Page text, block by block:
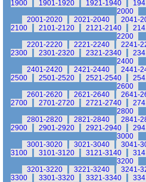
1900
1901-1920 1921-1940
2000
2001-2020
2021-2040 2041-
2100
2101-2120 2121-2140
2200
2201-2220
2221-2240 2241-
2300
2301-2320 2321-2340
2400
2401-2420
2421-2440 2441-
2500
2501-2520 2521-2540
2600
2601-2620
2621-2640 2641-
2700
2701-2720 2721-2740
2800
2801-2820
2821-2840 2841-
2900
2901-2920 2921-2940
3000
3001-3020
3021-3040 3041-
3100
3101-3120 3121-3140
3200
3201-3220
3221-3240 3241-
3300
3301-3320 3321-3340